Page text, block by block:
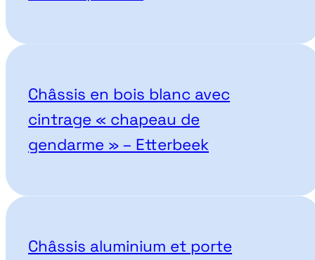
Châssis en bois blanc avec
cintrage « chapeau de
gendarme » – Etterbeek
Châssis aluminium et porte